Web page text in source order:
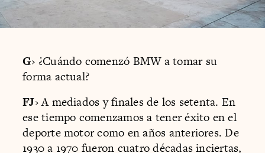
G› ¿Cuándo comenzó BMW a tomar su
forma actual?
FJ› A mediados y finales de los setenta. En
ese tiempo comenzamos a tener éxito en el
deporte motor como en años anteriores. De
1930 a 1970 fueron cuatro décadas inciertas,